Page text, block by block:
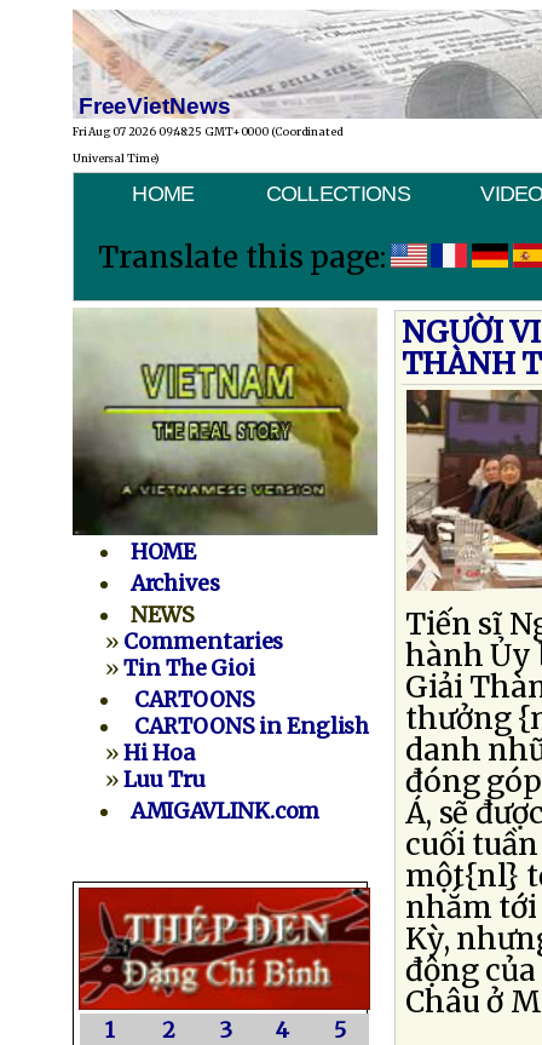
FreeVietNews
Fri Aug 07 2026 09:48:25 GMT+0000 (Coordinated
Universal Time)
HOME COLLECTIONS
Translate this page:
HOME
Archives
NEWS
» Commentaries
»Tin The Gioi
CARTOONS
CARTOONS in English
»Hi Hoa
»Luu Tru
AMIGAVLINK.com
1 2 3 4
5
NGƯỜI
THÀNH
Tiến sĩ
hành Ủy
Giải
thưởng
danh
đóng
Á, sẽ
cuối
một{nl}
nhắm tới
Kỳ,
động
Châu ở